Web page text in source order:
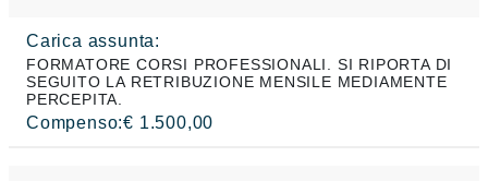
Carica assunta:
FORMATORE CORSI PROFESSIONALI. SI RIPORTA DI
SEGUITO LA RETRIBUZIONE MENSILE MEDIAMENTE
PERCEPITA.
Compenso:€ 1.500,00